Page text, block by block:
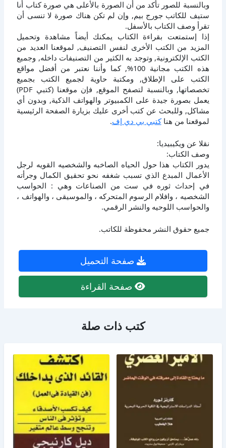
وبالنسبة للصور تأكد من أن الصورة بالأعلى هي صورة كتاب أنا
ستيف للكاتب جورج بيم, وإن لم تكن هناك صورة لا تنسى أن
تقرأ وصف الكتاب بالأسفل.
إذا إستمتعت بقراءة الكتاب يمكنك أيضاً مشاهدة وتحميل
المزيد من الكتب الأخرى لنفس التصنيف, لموقعنا العديد من
الكتب الإلكترونية, وتوجد به الكثير من التصنيفات داخله, وجميع
هذه الكتب مجانية 100%, كما وأننا نعتبر من أفضل مواقع
الكتب على الإطلاق, ومكتبة حاوية لجميع الكتب بجميع
تخصصاتها, وبالنسبة لتصفح الموقع, فإن موقعنا (كتبي PDF)
يعمل بصورة جيدة على الكمبيوتر والهواتف الذكية, وبدون أي
مشاكل, وللبحث عن كتب أخرى عليك بزيارة الصفحة الرئيسية
لموقعنا من هناكتبي بي دي إف.
نقلا عن ويكيبيديا:
وصف الكتاب:
يدور الكتاب هذا حول الحياه الصاخبه والشخصيه القويه لرجل
الأعمال المبدع الذي تسبب شغفه نحو تحقيق الكمال وجرأته
في إحداث ثوره في ست من الصناعات وهي : الحواسب
الشخصيه ، وافلام الرسوم المتحركه ، والموسيقى ، والهواتف ،
والحواسب اللوحيه والنشر الرقمي.
جميع حقوق النشر محفوظة للكاتب.
صفحة التحميل
صفحة القراءة
كتب ذات صلة